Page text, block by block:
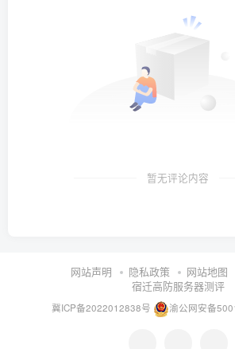
暂无评论内容
网站声明 隐私政策 网站地图
宿迁高防服务器测评
冀ICP备2022012838号 渝公网安备